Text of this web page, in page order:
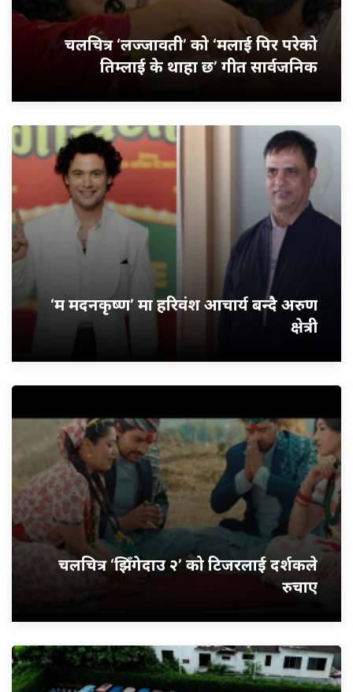
चलचित्र ‘लज्जावती’ को ‘मलाई पिर परेको
तिम्लाई के थाहा छ’ गीत सार्वजनिक
‘म मदनकृष्ण’ मा हरिवंश आचार्य बन्दै अरुण
क्षेत्री
चलचित्र ‘झिँगेदाउ २’ को टिजरलाई दर्शकले
रुचाए